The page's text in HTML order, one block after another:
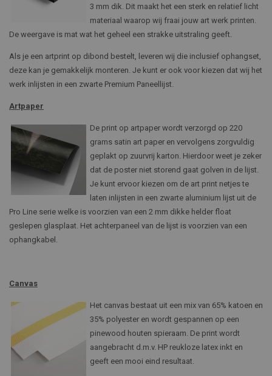
3 mm dik. Dit maakt het een sterk en relatief licht
materiaal waarop wij fraai jouw art werk printen.
De weergave is mat wat het geheel een strakke uitstraling geeft.
Als je een artprint op dibond bestelt, leveren wij die inclusief ophangset,
deze kan je gemakkelijk monteren. Je kunt er ook voor kiezen dat wij het
werk inlijsten in een zwarte Premium Paneellijst.
Artpaper
De print op artpaper wordt verzorgd op 220
grams satin art paper en vervolgens zorgvuldig
geplakt op zuurvrij karton. Hierdoor weet je zeker
dat de poster niet storend gaat golven in de lijst.
Je kunt ervoor kiezen om de art print netjes te
laten inlijsten in een zwarte aluminium lijst uit de
Pro Line serie welke is voorzien van een 2 mm dikke helder float
geslepen glasplaat. Het achterpaneel van de lijst is voorzien van een
ophangkabel.
Canvas
Het canvas bestaat uit een mix van 65% katoen en
35% polyester en wordt gespannen op een
pinewood houten spieraam. De print wordt
aangebracht d.m.v. HP reukloze latex inkt en
geeft een mooi eind resultaat.